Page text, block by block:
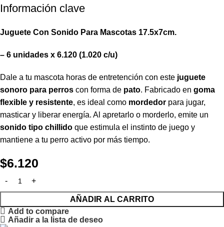
Información clave
Juguete Con Sonido Para Mascotas 17.5x7cm.
– 6 unidades x 6.120 (1.020 c/u)
Dale a tu mascota horas de entretención con este juguete
sonoro para perros con forma de pato. Fabricado en goma
flexible y resistente, es ideal como mordedor para jugar,
masticar y liberar energía. Al apretarlo o morderlo, emite un
sonido tipo chillido que estimula el instinto de juego y
mantiene a tu perro activo por más tiempo.
$6.120
AÑADIR AL CARRITO
Add to compare
Añadir a la lista de deseo